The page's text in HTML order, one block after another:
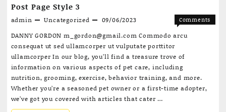
Post Page Style 3
admin Uncategorized 09/06/2023
Comments
DANNY GORDON m_gordon@gmail.com Commodo arcu
consequat ut sed ullamcorper ut vulputate porttitor
ullamcorper In our blog, you’ll find a treasure trove of
information on various aspects of pet care, including
nutrition, grooming, exercise, behavior training, and more.
Whether you’re a seasoned pet owner or a first-time adopter,
we’ve got you covered with articles that cater …